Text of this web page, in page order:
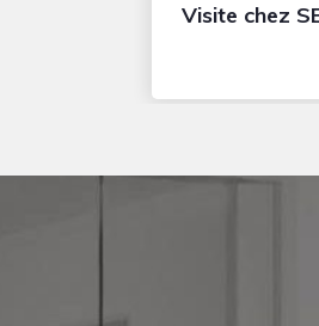
Visite chez